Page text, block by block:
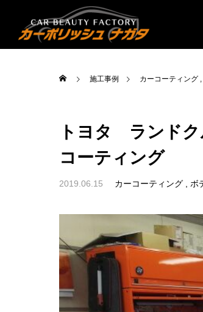
施工事例 カーコーティング
トヨタ ランド
コーティング
2019.06.15 カーコーティング ボ